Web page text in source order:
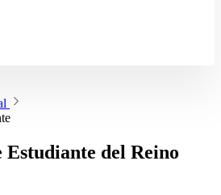
Estudiante del Reino